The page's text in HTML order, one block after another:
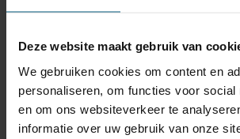
Deze website maakt gebruik van
We gebruiken cookies om content en
personaliseren, om functies voor social
en om ons websiteverkeer te
informatie over uw gebruik van onze
Trekhaak systeem
Uitvoering
blijft de
trekhaak
Maximaal trekgewicht
2145 kg
Maximale kogeldruk
90 kg